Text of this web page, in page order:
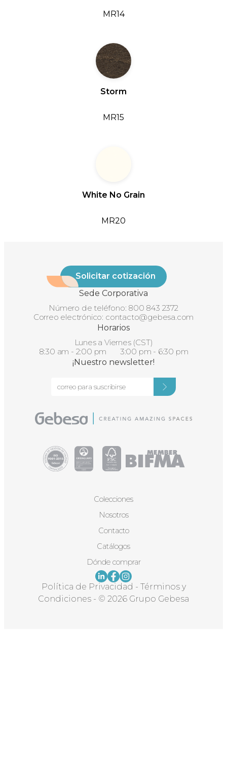
MR14
Storm
MR15
White No Grain
MR20
Solicitar cotización
Sede Corporativa
Número de teléfono: 800 843 2372
Correo electrónico: contacto@gebesa.com
Horarios
Lunes a Viernes (CST)
8:30 am - 2:00 pm 3:00 pm - 6:30 pm
¡Nuestro newsletter!
Colecciones
Nosotros
Contacto
Catálogos
Dónde comprar
Política de Privacidad - Términos y
Condiciones - © 2026 Grupo Gebesa